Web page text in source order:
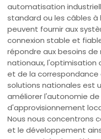
automatisation
standard ou les câbles
peuvent fournir aux
connexion stable et
répondre aux besoins
nationaux,
et de la
solutions nationales est
améliorer l'autonomie
d'approvisionnement
Nous nous concentrons
et le développement